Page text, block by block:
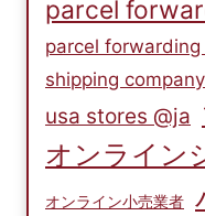
parcel
parcel forwarding
shipping
usa stores @ja
オンライン
オンライン小売業者